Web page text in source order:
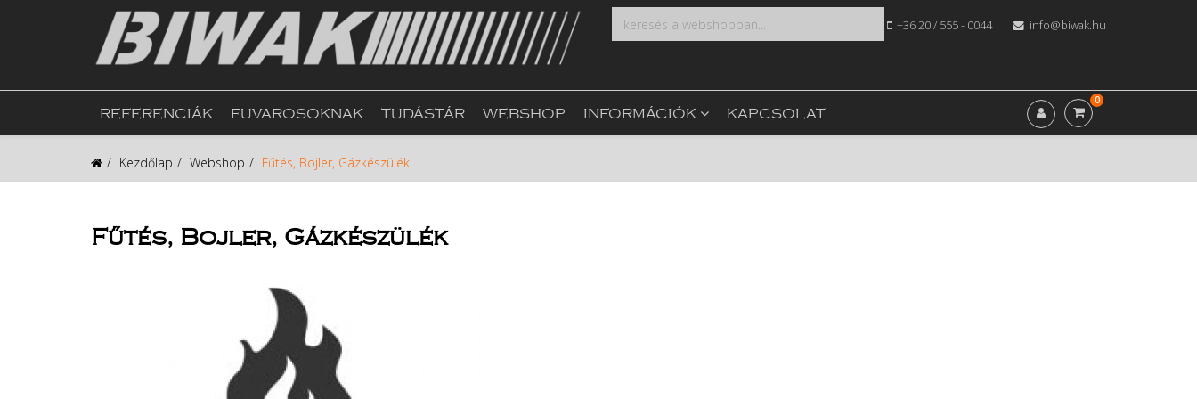
+36 20 / 555 - 0044 info@biwak.hu
0
REFERENCIÁK FUVAROSOKNAK TUDÁSTÁR WEBSHOP INFORMÁCIÓK KAPCSOLAT
Kezdőlap Webshop Fűtés, Bojler, Gázkészülék
Fűtés, Bojler, Gázkészülék